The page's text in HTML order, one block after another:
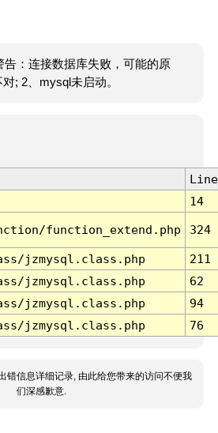
告：连接数据库失败，可能的原
; 2、mysql未启动。
Line
14
function_extend.php 324
jzmysql.class.php
211
jzmysql.class.php
62
jzmysql.class.php
94
jzmysql.class.php 76
错信息详细记录, 由此给您带来的访问不便我
们深感歉意.